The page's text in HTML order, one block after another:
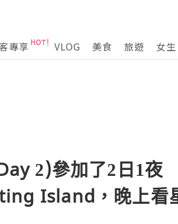
專享 VLOG 美食 旅遊 女生
2)參加了2日1夜
Island，晚上看